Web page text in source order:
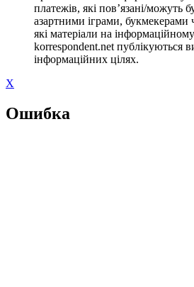
платежів, які пов’язані/можуть
азартними іграми, букмекерами
які матеріали на
korrespondent.net публікуються
інформаційних цілях.
X
Ошибка